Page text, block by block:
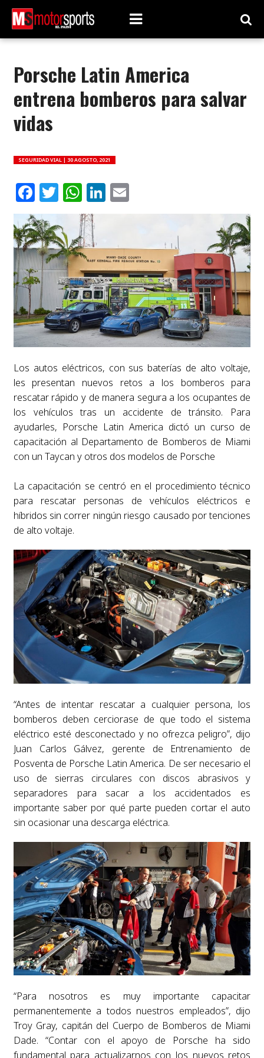
Porsche Latin America
entrena bomberos para salvar
vidas
SEGURIDAD VIAL | 30 AGOSTO, 2021
Facebook
Twitter
WhatsApp
LinkedIn
Email
Los autos eléctricos, con sus baterías de alto voltaje,
les presentan nuevos retos a los bomberos para
rescatar rápido y de manera segura a los ocupantes de
los vehículos tras un accidente de tránsito. Para
ayudarles, Porsche Latin America dictó un curso de
capacitación al Departamento de Bomberos de Miami
con un Taycan y otros dos modelos de Porsche
La capacitación se centró en el procedimiento técnico
para rescatar personas de vehículos eléctricos e
híbridos sin correr ningún riesgo causado por tenciones
de alto voltaje.
“Antes de intentar rescatar a cualquier persona, los
bomberos deben cerciorase de que todo el sistema
eléctrico esté desconectado y no ofrezca peligro”, dijo
Juan Carlos Gálvez, gerente de Entrenamiento de
Posventa de Porsche Latin America. De ser necesario el
uso de sierras circulares con discos abrasivos y
separadores para sacar a los accidentados es
importante saber por qué parte pueden cortar el auto
sin ocasionar una descarga eléctrica.
“Para nosotros es muy importante capacitar
permanentemente a todos nuestros empleados”, dijo
Troy Gray, capitán del Cuerpo de Bomberos de Miami
Dade. “Contar con el apoyo de Porsche ha sido
fundamental para actualizarnos con los nuevos retos